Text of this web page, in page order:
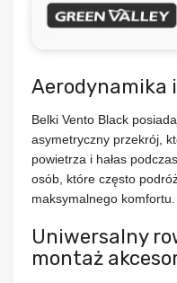
Aerodynamika
Belki Vento Black
asymetryczny przekrój,
powietrza i hałas
osób, które często
maksymalnego komfortu.
Uniwersalny
montaż